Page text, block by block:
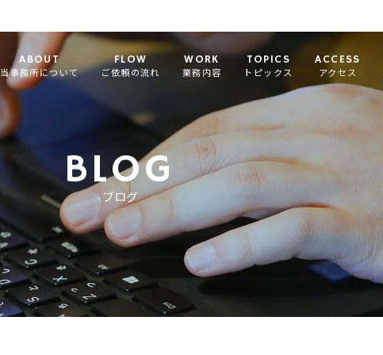
ABOUT
当事務所について
FLOW
ご依頼の流れ
WORK
業務内容
TOPICS
トピックス
ACCESS
アクセス
BLOG
ブログ